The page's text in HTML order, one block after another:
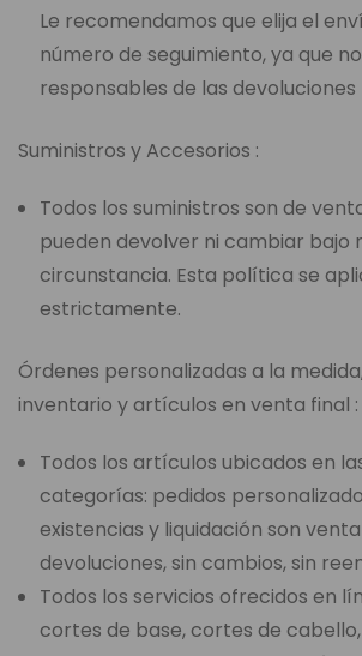
Le recomendamos que elija el
número de seguimiento, ya que
responsables de las devoluciones
Suministros y Accesorios :
Todos los suministros son de
pueden devolver ni cambiar bajo
circunstancia. Esta política se
estrictamente.
Órdenes personalizadas a la
inventario y artículos en venta final :
Todos los artículos ubicados en
categorías: pedidos
existencias y liquidación son
devoluciones, sin cambios, sin
Todos los servicios ofrecidos en
cortes de base, cortes de